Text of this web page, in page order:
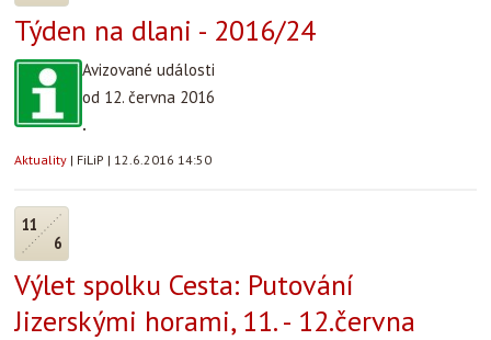
Týden na dlani - 2016/24
Avizované události
od 12. června 2016
.
Aktuality | FiLiP | 12.6.2016 14:50
11
6
Výlet spolku Cesta: Putování
Jizerskými horami, 11. - 12.června